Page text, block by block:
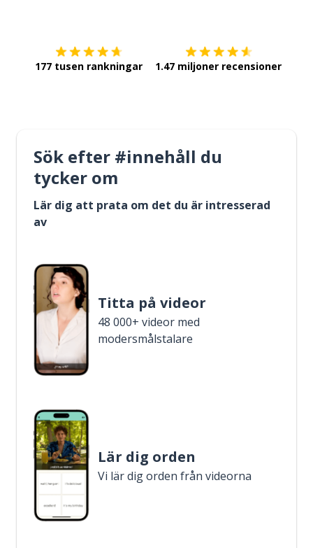
177 tusen rankningar 1.47 miljoner recensioner
Sök efter #innehåll du
tycker om
Lär dig att prata om det du är intresserad
av
Titta på videor
48 000+ videor med
modersmålstalare
Lär dig orden
Vi lär dig orden från videorna